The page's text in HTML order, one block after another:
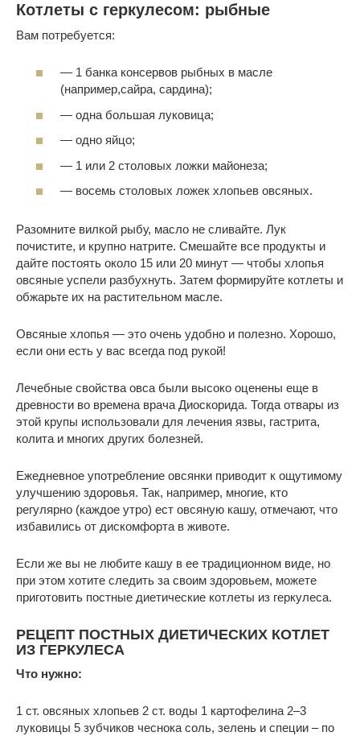
Котлеты с геркулесом: рыбные
Вам потребуется:
— 1 банка консервов рыбных в масле
(например,сайра, сардина);
— одна большая луковица;
— одно яйцо;
— 1 или 2 столовых ложки майонеза;
— восемь столовых ложек хлопьев овсяных.
Разомните вилкой рыбу, масло не сливайте. Лук
почистите, и крупно натрите. Смешайте все продукты и
дайте постоять около 15 или 20 минут — чтобы хлопья
овсяные успели разбухнуть. Затем формируйте котлеты и
обжарьте их на растительном масле.
Овсяные хлопья — это очень удобно и полезно. Хорошо,
если они есть у вас всегда под рукой!
Лечебные свойства овса были высоко оценены еще в
древности во времена врача Диоскорида. Тогда отвары из
этой крупы использовали для лечения язвы, гастрита,
колита и многих других болезней.
Ежедневное употребление овсянки приводит к ощутимому
улучшению здоровья. Так, например, многие, кто
регулярно (каждое утро) ест овсяную кашу, отмечают, что
избавились от дискомфорта в животе.
Если же вы не любите кашу в ее традиционном виде, но
при этом хотите следить за своим здоровьем, можете
приготовить постные диетические котлеты из геркулеса.
РЕЦЕПТ ПОСТНЫХ ДИЕТИЧЕСКИХ КОТЛЕТ
ИЗ ГЕРКУЛЕСА
Что нужно:
1 ст. овсяных хлопьев 2 ст. воды 1 картофелина 2–3
луковицы 5 зубчиков чеснока соль, зелень и специи – по